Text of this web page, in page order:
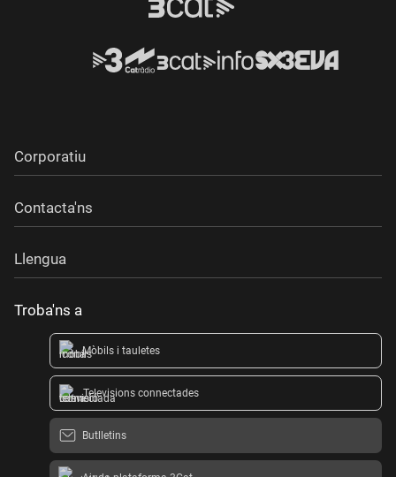
Corporatiu
Contacta'ns
Llengua
Troba'ns a
Mòbils i tauletes
Televisions connectades
Butlletins